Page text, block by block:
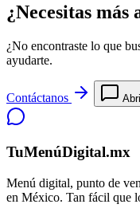
¿Necesitas más
¿No encontraste lo que
ayudarte.
Contáctanos
TuMenúDigital.mx
Menú digital, punto de
en México. Tan fácil que